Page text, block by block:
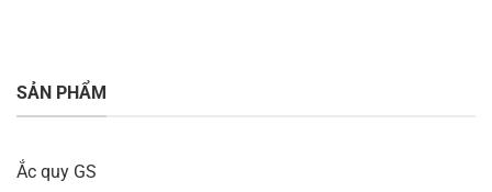
SẢN PHẨM
Ắc quy GS